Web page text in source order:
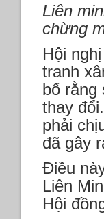
Liên
chừng
Hội
tranh
bố rằng
thay
phải
đã gây
Điều
Liên
Hội